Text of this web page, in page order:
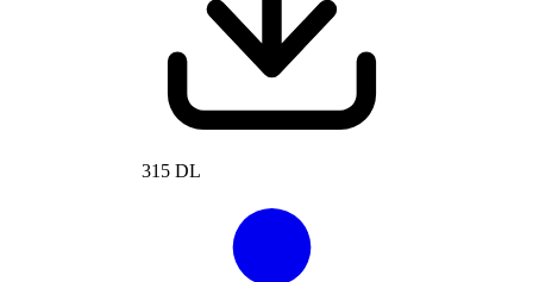
315 DL